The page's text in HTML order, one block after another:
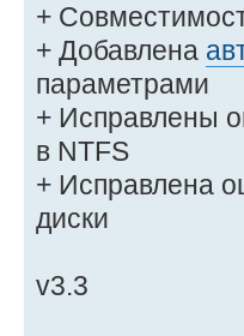
+
+ Добавлена
параметрами
+ Исправлены
в NTFS
+ Исправлена
диски
v3.3